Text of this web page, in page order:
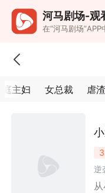
河马剧场-观
在“河马剧场”APP
庭主妇 女总裁 虐渣
逆
女